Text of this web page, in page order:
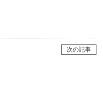
次の記事